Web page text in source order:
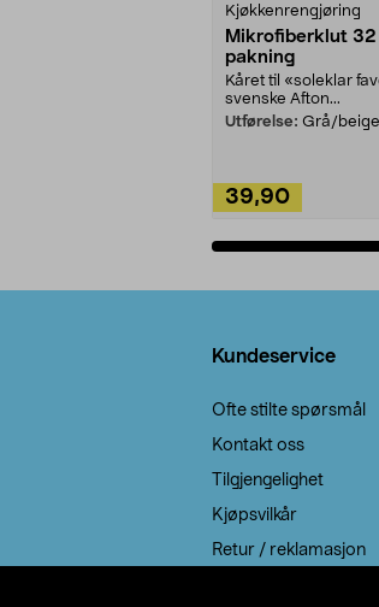
Kjøkkenrengjøring
Mikrofiberklut 32
pakning
Kåret til «soleklar
svenske Afton...
Utførelse: Grå/beige
39,90
Kundeservice
Ofte stilte spørsmål
Kontakt oss
Tilgjengelighet
Kjøpsvilkår
Retur / reklamasjon